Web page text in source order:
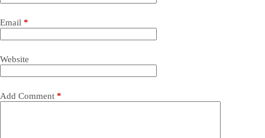
Email *
Website
Add Comment *